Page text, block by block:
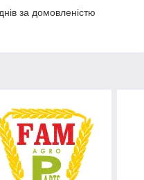
за домовленістю